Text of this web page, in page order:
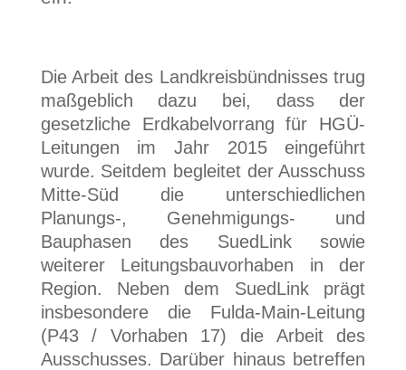
Die Arbeit des Landkreisbündnisses trug
maßgeblich dazu bei, dass der
gesetzliche Erdkabelvorrang für HGÜ-
Leitungen im Jahr 2015 eingeführt
wurde. Seitdem begleitet der Ausschuss
Mitte-Süd die unterschiedlichen
Planungs-, Genehmigungs- und
Bauphasen des SuedLink sowie
weiterer Leitungsbauvorhaben in der
Region. Neben dem SuedLink prägt
insbesondere die Fulda-Main-Leitung
(P43 / Vorhaben 17) die Arbeit des
Ausschusses. Darüber hinaus betreffen